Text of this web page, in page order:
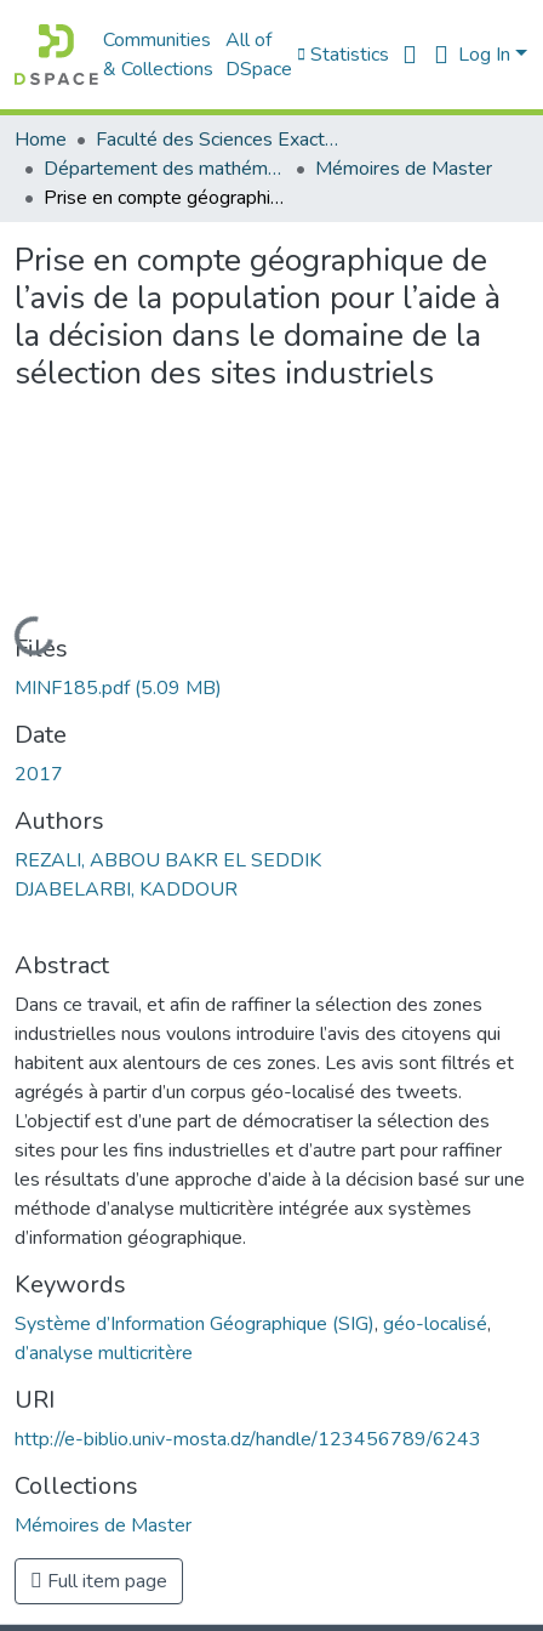
Communities
& Collections
All of
DSpace
Statistics Log In
Home
Faculté des Sciences Exactes et de l'Informatique
Département des mathématiques et informatique
Mémoires de Master
Prise en compte géographique de l’avis de la population pour l’aide à la décision dans le domaine de la sélection des sites industriels
Prise en compte géographique de
l’avis de la population pour l’aide à
la décision dans le domaine de la
sélection des sites industriels
Loading...
Files
MINF185.pdf(5.09 MB)
Date
2017
Authors
REZALI, ABBOU BAKR EL SEDDIK
DJABELARBI, KADDOUR
Abstract
Dans ce travail, et afin de raffiner la sélection des zones
industrielles nous voulons introduire l’avis des citoyens qui
habitent aux alentours de ces zones. Les avis sont filtrés et
agrégés à partir d’un corpus géo-localisé des tweets.
L’objectif est d’une part de démocratiser la sélection des
sites pour les fins industrielles et d’autre part pour raffiner
les résultats d’une approche d’aide à la décision basé sur une
méthode d’analyse multicritère intégrée aux systèmes
d’information géographique.
Keywords
Système d’Information Géographique (SIG), géo-localisé,
d’analyse multicritère
URI
http://e-biblio.univ-mosta.dz/handle/123456789/6243
Collections
Mémoires de Master
Full item page